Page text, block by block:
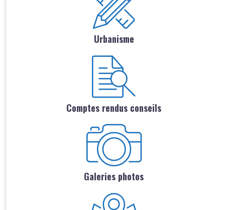
Urbanisme
Comptes rendus conseils
Galeries photos